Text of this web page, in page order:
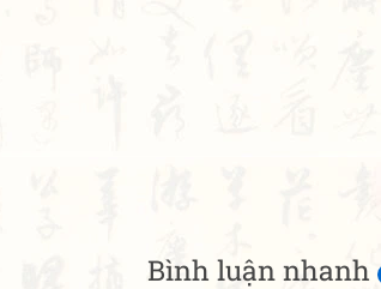
Bình luận nhanh